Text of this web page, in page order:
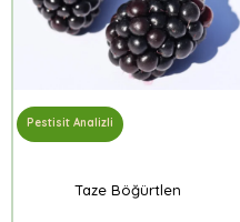
Taze Böğürtlen
Pestisit Analizli